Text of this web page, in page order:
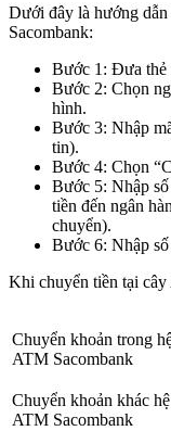
Dưới đây là hướng
Sacombank:
Bước 1: Đưa thẻ
Bước 2: Chọn
hình.
Bước 3: Nhập
tin).
Bước 4: Chọn
Bước 5: Nhập
tiền đến ngân
chuyển).
Bước 6: Nhập
Khi chuyển tiền tại
Chuyển khoản trong
ATM Sacombank
Chuyển khoản khác
ATM Sacombank